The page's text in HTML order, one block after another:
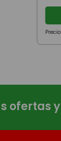
ofertas